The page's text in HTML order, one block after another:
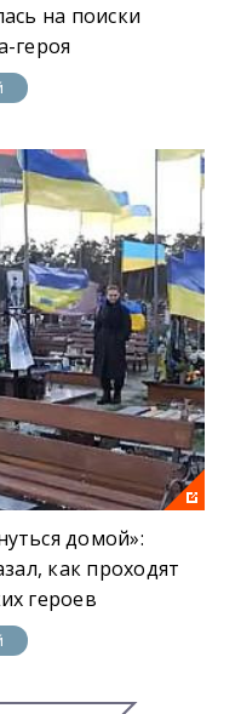
на поиски
героя
домой»:
как проходят
героев